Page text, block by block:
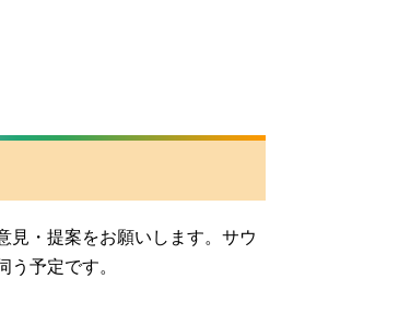
・提案をお願いします。サウ
予定です。